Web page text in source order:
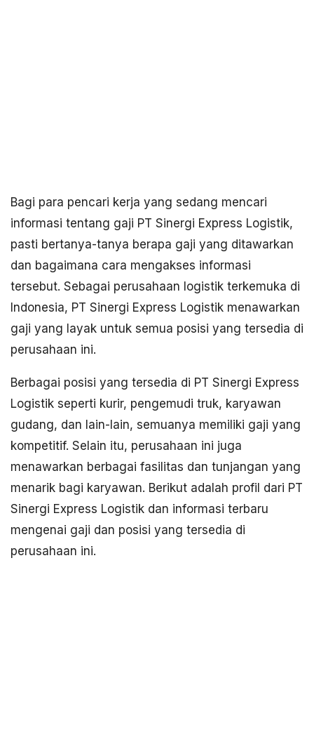
Bagi para pencari kerja yang sedang mencari
informasi tentang gaji PT Sinergi Express Logistik,
pasti bertanya-tanya berapa gaji yang ditawarkan
dan bagaimana cara mengakses informasi
tersebut. Sebagai perusahaan logistik terkemuka di
Indonesia, PT Sinergi Express Logistik menawarkan
gaji yang layak untuk semua posisi yang tersedia di
perusahaan ini.
Berbagai posisi yang tersedia di PT Sinergi Express
Logistik seperti kurir, pengemudi truk, karyawan
gudang, dan lain-lain, semuanya memiliki gaji yang
kompetitif. Selain itu, perusahaan ini juga
menawarkan berbagai fasilitas dan tunjangan yang
menarik bagi karyawan. Berikut adalah profil dari PT
Sinergi Express Logistik dan informasi terbaru
mengenai gaji dan posisi yang tersedia di
perusahaan ini.